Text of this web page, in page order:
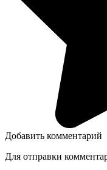
Добавить комментарий
Для отправки